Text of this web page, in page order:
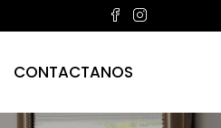
CONTACTANOS